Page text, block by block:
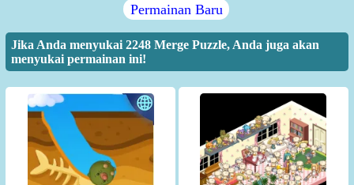
Permainan Baru
Jika Anda menyukai 2248 Merge Puzzle, Anda juga akan
menyukai permainan ini!